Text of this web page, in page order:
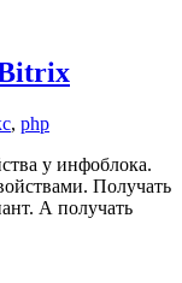
, php
у инфоблока.
Получать
А получать